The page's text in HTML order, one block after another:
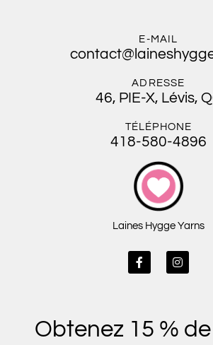
E-MAIL
ADRESSE
46, PIE-X, Lévis,
TÉLÉPHONE
418-580-4896
Laines Hygge Yarns
F
a
o
k
I
n
r
a
Obtenez 15 %